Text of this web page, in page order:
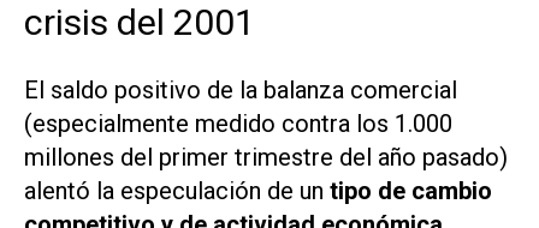
crisis del 2001
El saldo positivo de la balanza comercial
(especialmente medido contra los 1.000
millones del primer trimestre del año pasado)
alentó la especulación de un tipo de cambio